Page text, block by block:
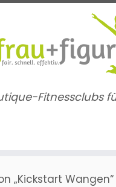
Fitnessclubs
„Kickstart Wangen“